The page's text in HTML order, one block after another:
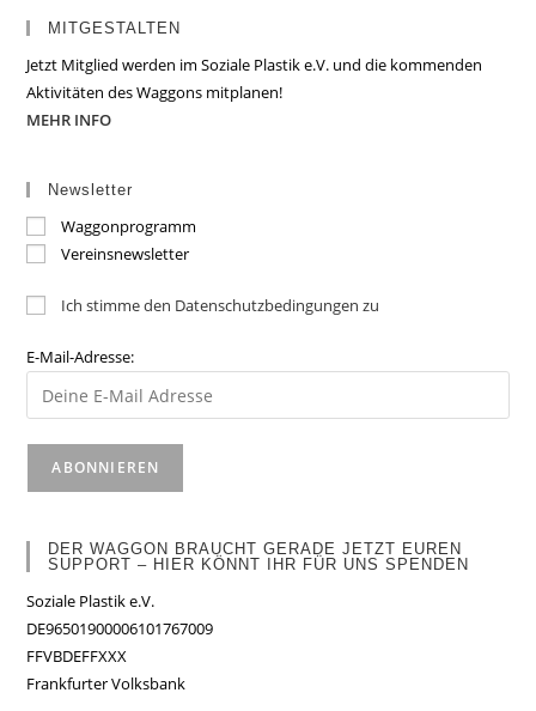
MITGESTALTEN
Jetzt Mitglied werden im Soziale Plastik e.V. und die kommenden
Aktivitäten des Waggons mitplanen!
MEHR INFO
Newsletter
Waggonprogramm
Vereinsnewsletter
Ich stimme den Datenschutzbedingungen zu
E-Mail-Adresse:
DER WAGGON BRAUCHT GERADE JETZT EUREN
SUPPORT – HIER KÖNNT IHR FÜR UNS SPENDEN
Soziale Plastik e.V.
DE96501900006101767009
FFVBDEFFXXX
Frankfurter Volksbank